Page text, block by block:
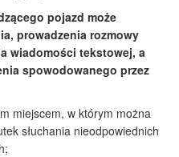
pojazd może
prowadzenia rozmowy
wiadomości tekstowej, a
spowodowanego przez
miejscem, w którym można
słuchania nieodpowiednich